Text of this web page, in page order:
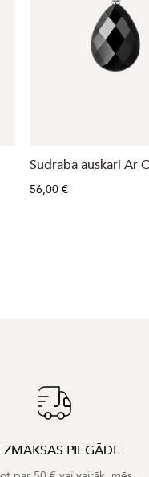
Sudraba auskari Ar
56,00 €
PIEGĀDE